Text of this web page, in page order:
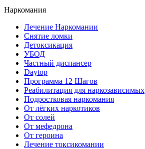
Наркомания
Лечение Наркомании
Снятие ломки
Детоксикация
УБОД
Частный диспансер
Daytop
Программа 12 Шагов
Реабилитация для наркозависимых
Подростковая наркомания
От лёгких наркотиков
От солей
От мефедрона
От героина
Лечение токсикомании